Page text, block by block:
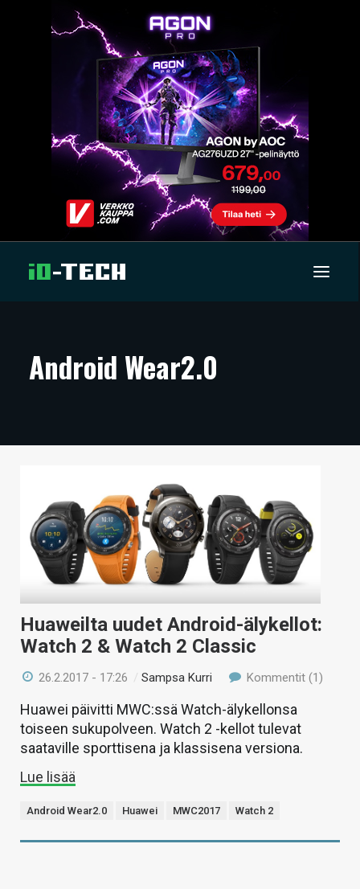
ARTIKKELIT
TECHBBS
HINTA.FI
KAUPPA
VAIHDA TEEMA
Android Wear2.0
Huaweilta uudet Android-älykellot:
Watch 2 & Watch 2 Classic
26.2.2017 - 17:26 /Sampsa Kurri Kommentit (1)
Huawei päivitti MWC:ssä Watch-älykellonsa
toiseen sukupolveen. Watch 2 -kellot tulevat
saataville sporttisena ja klassisena versiona.
Lue lisää
Android Wear2.0 Huawei MWC2017 Watch 2